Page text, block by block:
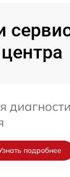
центра
подробнее